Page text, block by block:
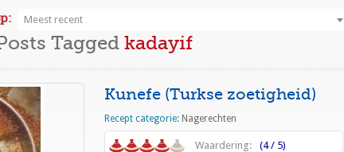
Meest recent
Tagged kadayif
Kunefe (Turkse zoetigheid)
Recept categorie: Nagerechten
Waardering: (4 / 5)